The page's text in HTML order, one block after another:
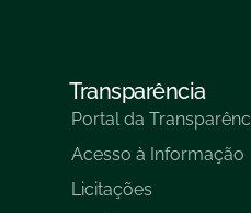
Transparência
Portal da
Acesso à Informação
Licitações